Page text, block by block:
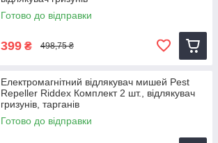
Готово до відправки
399 ₴ 498,75 ₴
Електромагнітний відлякувач мишей Pest
Repeller Riddex Комплект 2 шт., відлякувач
гризунів, тарганів
Готово до відправки